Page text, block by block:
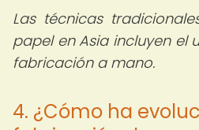
Las técnicas
papel en Asia incluyen el
fabricación a mano.
4. ¿Cómo ha